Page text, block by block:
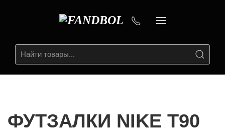
ФУТЗАЛКИ NIKE T90